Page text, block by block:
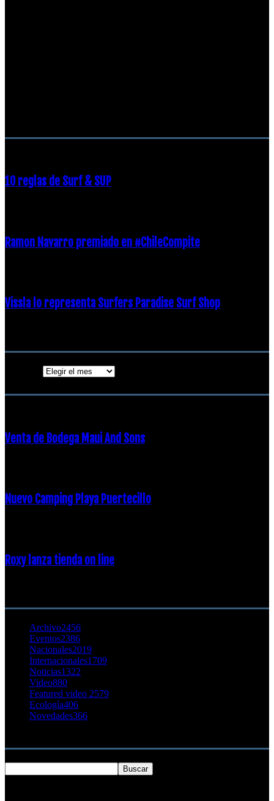
10 reglas de Surf & SUP
Ramon Navarro premiado en #ChileCompite
Vissla lo representa Surfers Paradise Surf Shop
Venta de Bodega Maui And Sons
Nuevo Camping Playa Puertecillo
Roxy lanza tienda on line
Archivo2456
Eventos2386
Nacionales2019
Internacionales1709
Noticias1322
Video880
Featured video 2579
Ecología406
Novedades366